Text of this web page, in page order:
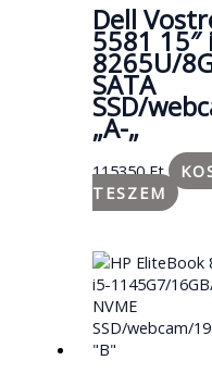
Dell
5581 15″
8265U/
SATA
SSD/
„A-„
115350Ft
TESZEM